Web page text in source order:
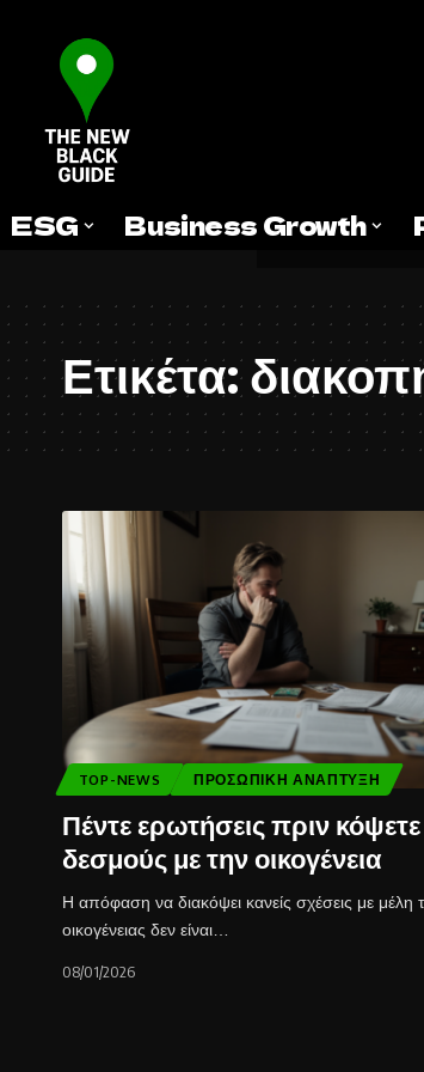
ESG Business Growth
Ετικέτα:
TOP-NEWS ΠΡΟΣΩΠΙΚΉ ΑΝΆΠΤΥΞΗ
Πέντε ερωτήσεις πριν κόψετε
δεσμούς με την οικογένεια
Η απόφαση να διακόψει κανείς σχέσεις με μέλη
οικογένειας δεν είναι…
08/01/2026